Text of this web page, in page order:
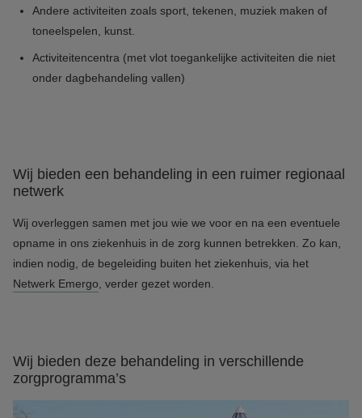
Andere activiteiten zoals sport, tekenen, muziek maken of
toneelspelen, kunst.
Activiteitencentra (met vlot toegankelijke activiteiten die niet
onder dagbehandeling vallen)
Wij bieden een behandeling in een ruimer regionaal
netwerk
Wij overleggen samen met jou wie we voor en na een eventuele
opname in ons ziekenhuis in de zorg kunnen betrekken. Zo kan,
indien nodig, de begeleiding buiten het ziekenhuis, via het
Netwerk Emergo , verder gezet worden.
Wij bieden deze behandeling in verschillende
zorgprogramma’s